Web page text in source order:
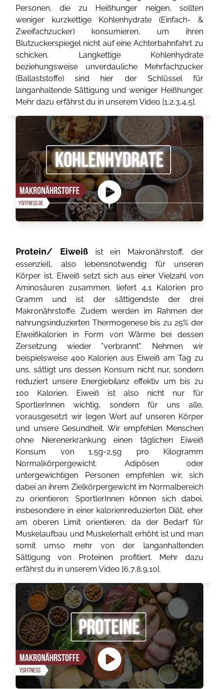
Personen, die zu Heißhunger neigen, sollten
weniger kurzkettige Kohlenhydrate (Einfach- &
Zweifachzucker) konsumieren, um ihren
Blutzuckerspiegel nicht auf eine Achterbahnfahrt zu
schicken. Langkettige Kohlenhydrate
beziehungsweise unverdauliche Mehrfachzucker
(Ballaststoffe) sind hier der Schlüssel für
langanhaltende Sättigung und weniger Heißhunger.
Mehr dazu erfährst du in unserem Video [1,2,3,4,5].
Protein/ Eiweißist ein Makronährstoff, der
essenziell, also lebensnotwendig für unseren
Körper ist. Eiweiß setzt sich aus einer Vielzahl von
Aminosäuren zusammen, liefert 4,1 Kalorien pro
Gramm und ist der sättigendste der drei
Makronährstoffe. Zudem werden im Rahmen der
nahrungsinduzierten Thermogenese bis zu 25% der
Eiweißkalorien in Form von Wärme bei dessen
Zersetzung wieder "verbrannt". Nehmen wir
beispielsweise 400 Kalorien aus Eiweiß am Tag zu
uns, sättigt uns dessen Konsum nicht nur, sondern
reduziert unsere Energiebilanz effektiv um bis zu
100 Kalorien. Eiweiß ist also nicht nur für
SportlerInnen wichtig, sondern für uns alle,
vorausgesetzt wir legen Wert auf unseren Körper
und unsere Gesundheit. Wir empfehlen Menschen
ohne Nierenerkrankung einen täglichen Eiweiß
Konsum von 1,5g-2,5g pro Kilogramm
Normalkörpergewicht. Adipösen oder
untergewichtigen Personen empfehlen wir, sich
dabei an ihrem Zielkörpergewicht im Normalbereich
zu orientieren. SportlerInnen können sich dabei,
insbesondere in einer kalorienreduzierten Diät, eher
am oberen Limit orientieren, da der Bedarf für
Muskelaufbau und Muskelerhalt erhöht ist und man
somit umso mehr von der langanhaltenden
Sättigung von Proteinen profitiert. Mehr dazu
erfährst du in unserem Video [6,7,8,9,10].